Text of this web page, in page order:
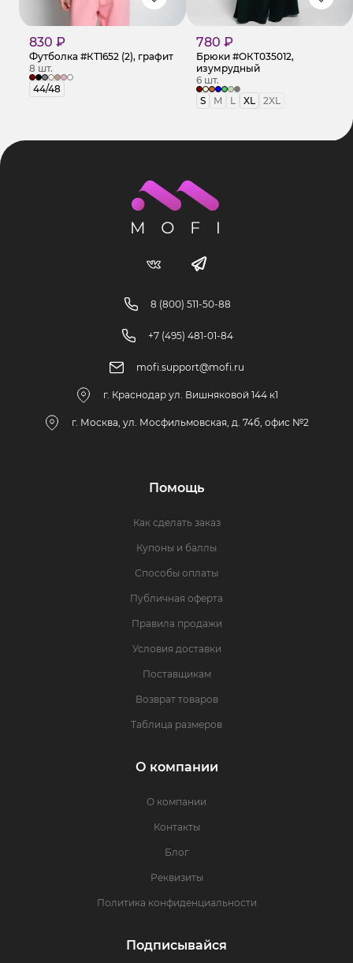
830 ₽
Футболка #КТ1652 (2), графит
8 шт.
44/48
780 ₽
Брюки #ОКТ035012,
изумрудный
6 шт.
S
M L XL 2XL
8 (800) 511-50-88
+7 (495) 481-01-84
mofi.support@mofi.ru
г. Краснодар ул. Вишняковой 144 к1
г. Москва, ул. Мосфильмовская, д. 74б, офис №2
Помощь
Как сделать заказ
Купоны и баллы
Способы оплаты
Публичная оферта
Правила продажи
Условия доставки
Поставщикам
Возврат товаров
Таблица размеров
О компании
О компании
Контакты
Блог
Реквизиты
Политика конфиденциальности
Подписывайся